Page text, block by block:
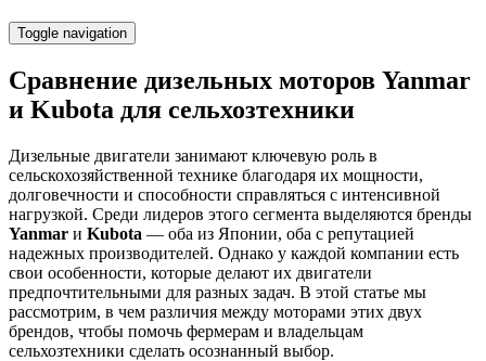
Toggle navigation
Сравнение дизельных моторов Yanmar
и Kubota для сельхозтехники
Дизельные двигатели занимают ключевую роль в
сельскохозяйственной технике благодаря их мощности,
долговечности и способности справляться с интенсивной
нагрузкой. Среди лидеров этого сегмента выделяются бренды
Yanmar и Kubota — оба из Японии, оба с репутацией
надежных производителей. Однако у каждой компании есть
свои особенности, которые делают их двигатели
предпочтительными для разных задач. В этой статье мы
рассмотрим, в чем различия между моторами этих двух
брендов, чтобы помочь фермерам и владельцам
сельхозтехники сделать осознанный выбор.